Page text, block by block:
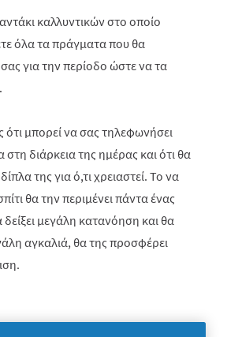
καλλυντικών στο οποίο
όλα τα πράγματα που θα
για την περίοδο ώστε να τα
ότι μπορεί να σας τηλεφωνήσει
διάρκεια της ημέρας και ότι θα
της για ό,τι χρειαστεί. Το να
θα την περιμένει πάντα ένας
μεγάλη κατανόηση και θα
αγκαλιά, θα της προσφέρει